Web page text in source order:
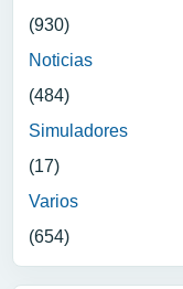
(930)
Noticias
(484)
Simuladores
(17)
Varios
(654)